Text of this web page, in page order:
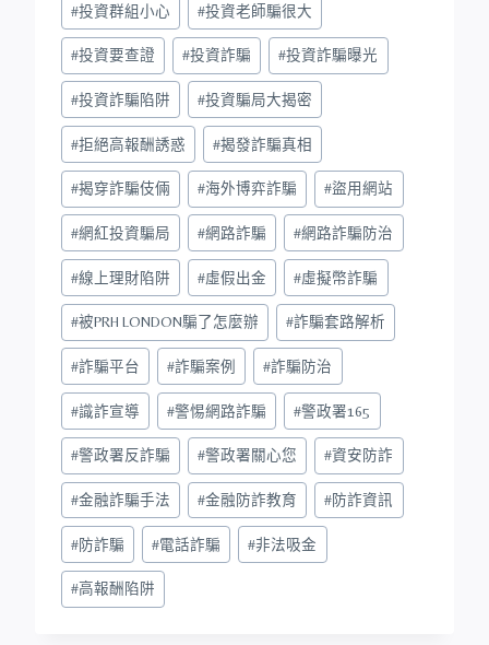
#投資群組小心 #投資老師騙很大
#投資要查證 #投資詐騙 #投資詐騙曝光
#投資詐騙陷阱 #投資騙局大揭密
#拒絕高報酬誘惑 #揭發詐騙真相
#揭穿詐騙伎倆 #海外博弈詐騙 #盜用網站
#網紅投資騙局 #網路詐騙 #網路詐騙防治
#線上理財陷阱 #虛假出金 #虛擬幣詐騙
#被PRH LONDON騙了怎麼辦 #詐騙套路解析
#詐騙平台 #詐騙案例 #詐騙防治
#識詐宣導 #警惕網路詐騙 #警政署165
#警政署反詐騙 #警政署關心您 #資安防詐
#金融詐騙手法 #金融防詐教育 #防詐資訊
#防詐騙 #電話詐騙 #非法吸金
#高報酬陷阱